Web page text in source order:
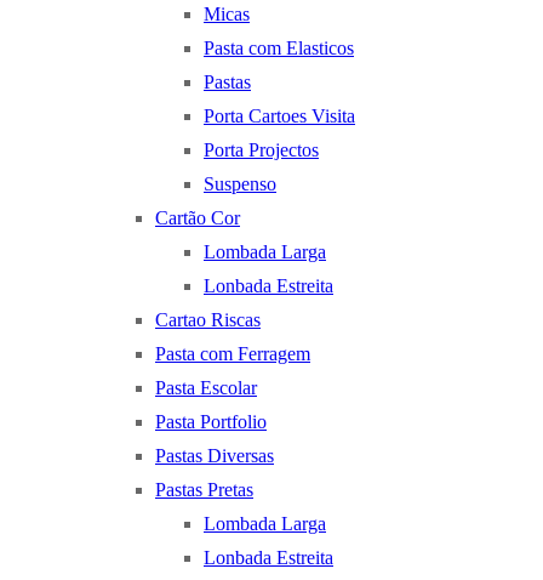
Micas
Pasta com Elasticos
Pastas
Porta Cartoes Visita
Porta Projectos
Suspenso
Cartão Cor
Lombada Larga
Lonbada Estreita
Cartao Riscas
Pasta com Ferragem
Pasta Escolar
Pasta Portfolio
Pastas Diversas
Pastas Pretas
Lombada Larga
Lonbada Estreita